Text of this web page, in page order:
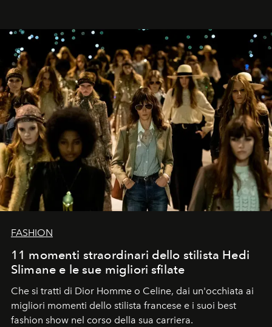
FASHION
11 momenti straordinari dello stilista Hedi
Slimane e le sue migliori sfilate
Che si tratti di Dior Homme o Celine, dai un'occhiata ai
migliori momenti dello stilista francese e i suoi best
fashion show nel corso della sua carriera.